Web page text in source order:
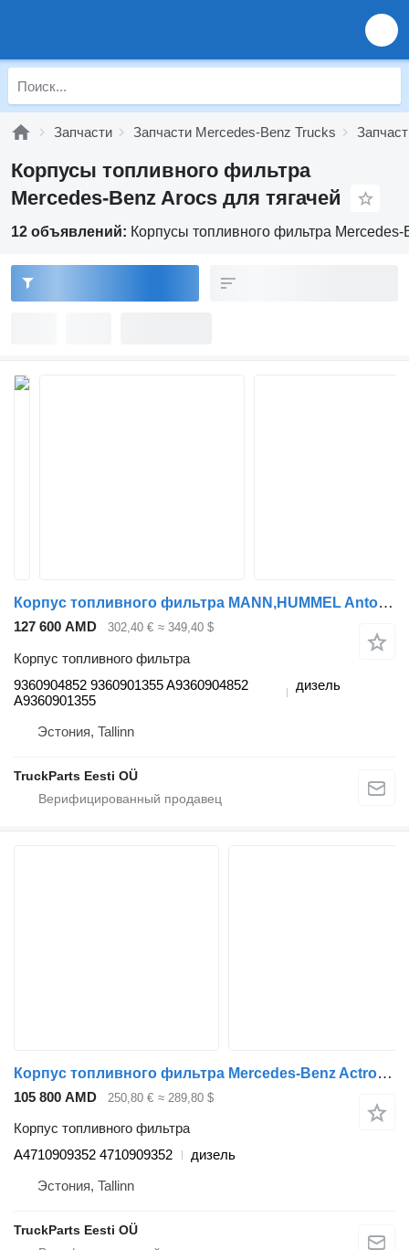
Запчасти Запчасти Mercedes-Benz Trucks
Корпусы топливного фильтра
Mercedes-Benz Arocs для тягачей
12 объявлений: Корпусы топливного фильтра Mercedes-
Корпус топливного фильтра MANN,HUMMEL Antos 2530 (01.13-) 9360904852 для тягача Mercedes-Benz Actros MP4 Antos Arocs (2012-)
127 600 AMD 302,40 € ≈ 349,40 $
Корпус топливного фильтра
9360904852 9360901355 A9360904852
A9360901355
дизель
Эстония, Tallinn
TruckParts Eesti OÜ
Корпус топливного фильтра Mercedes-Benz Actros MP4 1845 (01.12-) A4710909352 для тягача Mercedes-Benz Actros MP4 Antos Arocs (2012-)
105 800 AMD 250,80 € ≈ 289,80 $
Корпус топливного фильтра
A4710909352 4710909352
дизель
Эстония, Tallinn
TruckParts Eesti OÜ